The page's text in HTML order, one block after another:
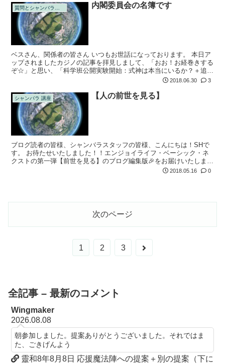
内閣委員会の名簿です
ベスさん、関係者の皆さん いつもお世話になっております。 本日ア
ップされましたカジノの記事を拝見しまして、「おお！お経巻きする
ぞ☆」と思い、「科学班公開実験開始：式神は本当にいるか？＋追加
質問2 ＋追加事項２」( )の名簿を見ましたら、これはもう古いのです
2018.06.30 3
シャンバラ 講座 【人の前世を見る】
ブログ読者の皆様、シャンバラスタッフの皆様、こんにちは！SHで
す。 お待たせいたしました！！エンジョイライフ・ベーシック・ネ
クストの第一弾【前世を見る】のブログ編集版🎉をお届けいたしま
す。 ・・・その前wに、「ELBをおさらいしておこう❣」と考えた素
2018.05.16 0
次のページ
1 2 3
次
全記事 – 最新のコメント
Wingmaker
2026.08.08
朝参加しました。提案ありがとうございました。それではま
た、ごきげんよう
靈和8年8月8日 応援魔法陣への提案＋別の提案（下に